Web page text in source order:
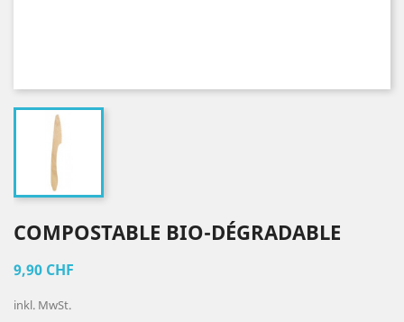
COMPOSTABLE BIO-DÉGRADABLE
9,90 CHF
inkl. MwSt.